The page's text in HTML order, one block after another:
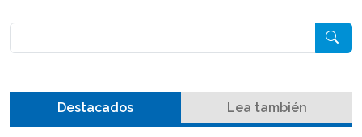
Destacados Lea también